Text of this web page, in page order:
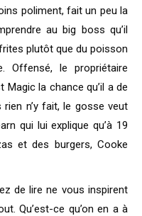
poliment, fait un peu la
au big boss qu’il
plutôt que du poisson
Offensé, le propriétaire
Magic la chance qu’il a de
n’y fait, le gosse veut
qui lui explique qu’à 19
et des burgers, Cooke
de lire ne vous inspirent
Qu’est-ce qu’on en a à